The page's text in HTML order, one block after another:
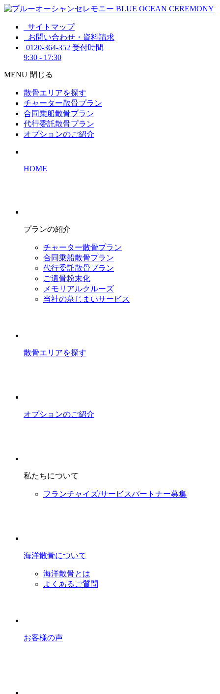
サイトマップ
お問い合わせ・資料請求
0120-364-352 受付時間
9:30 - 17:30
MENU 閉じる
散骨エリアを探す
チャーター散骨プラン
合同乗船散骨プラン
代行委託散骨プラン
オプションのご紹介
HOME
プランの紹介
チャーター散骨プラン
合同乗船散骨プラン
代行委託散骨プラン
ご遺骨粉末化
メモリアルクルーズ
当社の墓じまいサービス
散骨エリアを探す
オプションのご紹介
私たちについて
フランチャイズ/サービスパートナー募集
海洋散骨について
海洋散骨とは
よくあるご質問
お客様の声